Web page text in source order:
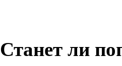
Станет ли